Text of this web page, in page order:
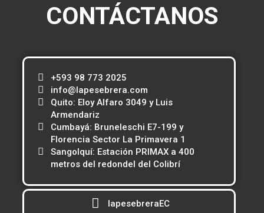
CONTÁCTANOS
+593 98 773 2025
info@lapesebrera.com
Quito: Eloy Alfaro 3049 y Luis
Armendariz
Cumbayá: Bruneleschi E7-199 y
Florencia Sector La Primavera 1
Sangolquí: Estación PRIMAX a 400
metros del redondel del Colibrí
lapesebreraEC